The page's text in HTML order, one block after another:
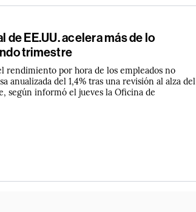
EE.UU. acelera más de lo
trimestre
rendimiento por hora de los empleados no
anualizada del 1,4% tras una revisión al alza del
según informó el jueves la Oficina de